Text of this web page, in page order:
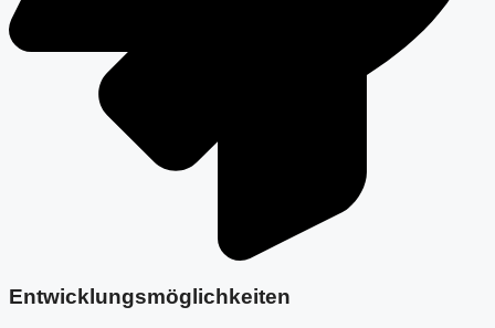
Entwicklungsmöglichkeiten